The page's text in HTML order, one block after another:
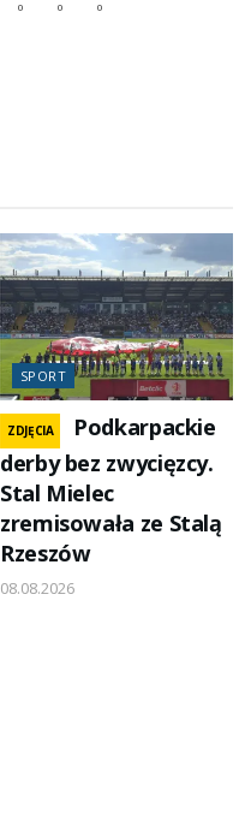
SPORT
ZDJĘCIA
Podkarpackie
derby bez zwycięzcy.
Stal Mielec
zremisowała ze Stalą
Rzeszów
08.08.2026